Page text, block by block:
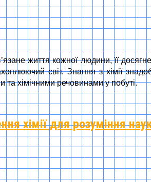
життя кожної людини, її
світ. Знання з хімії
хімічними речовинами у побуті.
хімії для розуміння